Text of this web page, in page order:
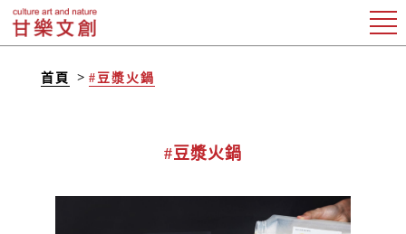
首頁 #豆漿火鍋
#豆漿火鍋